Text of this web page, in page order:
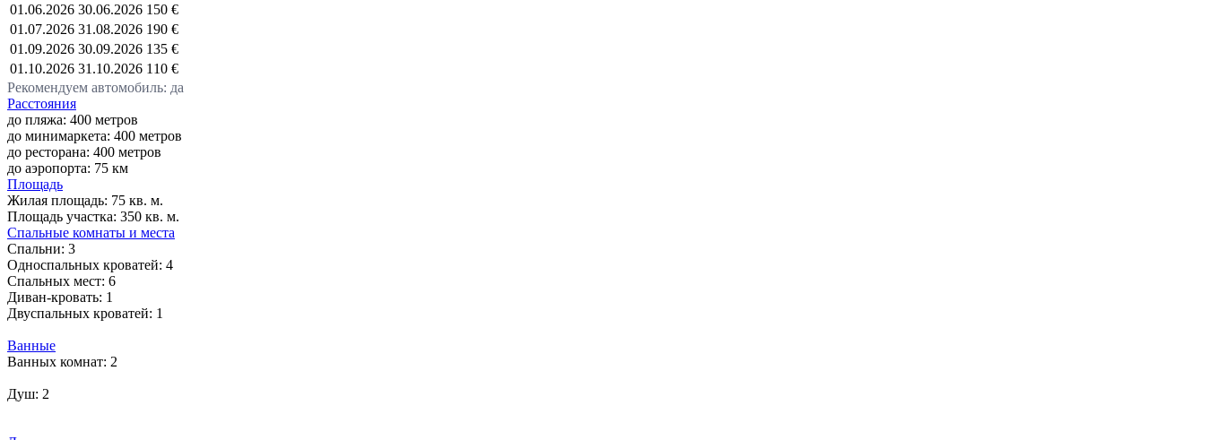
01.06.2026 30.06.2026 150 €
01.07.2026 31.08.2026 190 €
01.09.2026 30.09.2026 135 €
01.10.2026 31.10.2026 110 €
Рекомендуем автомобиль: да
Расстояния
до пляжа: 400 метров
до минимаркета: 400 метров
до ресторана: 400 метров
до аэропорта: 75 км
Площадь
Жилая площадь: 75 кв. м.
Площадь участка: 350 кв. м.
Спальные комнаты и места
Спальни: 3
Односпальных кроватей: 4
Спальных мест: 6
Диван-кровать: 1
Двуспальных кроватей: 1
Ванные
Ванных комнат: 2
Душ: 2